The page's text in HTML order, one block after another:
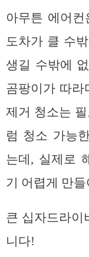
아무튼 에어
도차가 클 수
생길 수밖에
곰팡이가 따라
제거 청소는
럼 청소 가능
는데, 실제로
기 어렵게 만
큰 십자드라이
니다!